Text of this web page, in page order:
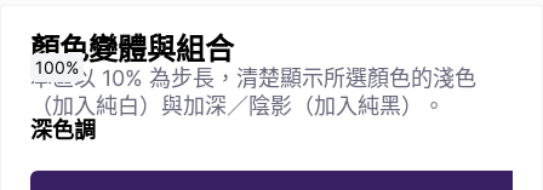
顏色變體與組合
本區以 10% 為步長，清楚顯示所選顏色的淺色
（加入純白）與加深／陰影（加入純黑）。
深色調
0%
10%
20%
30%
40%
50%
60%
70%
80%
90%
100%